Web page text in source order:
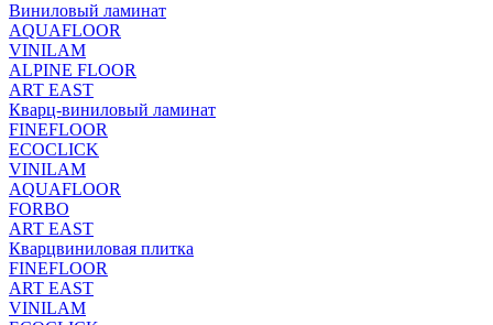
Виниловый ламинат
AQUAFLOOR
VINILAM
ALPINE FLOOR
ART EAST
Кварц-виниловый ламинат
FINEFLOOR
ECOCLICK
VINILAM
AQUAFLOOR
FORBO
ART EAST
Кварцвиниловая плитка
FINEFLOOR
ART EAST
VINILAM